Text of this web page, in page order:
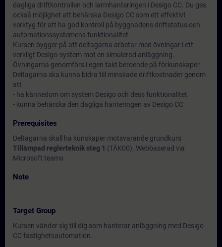
dagliga driftkontrollen och larmhanteringen i Desigo CC. Du ges
också möjlighet att behärska Desigo CC som ett effektivt
verktyg för att ha god kontroll på byggnadens driftstatus och
automationssystemens funktionalitet.
Kursen bygger på att deltagarna arbetar med övningar i ett
verkligt Desigo-system mot en simulerad anläggning.
Övningarna genomförs i egen takt beroende på förkunskaper.
Deltagarna ska kunna bidra till minskade driftkostnader genom
att
- ha kännedom om system Desigo och dess funktionalitet
- kunna behärska den dagliga hanteringen av Desigo CC
Prerequisites
Deltagarna skall ha kunskaper motsvarande grundkurs
Tillämpad reglerteknik steg 1 (TÄK00). Webbaserad via
Microsoft teams
Note
-
Target Group
Kursen vänder sig till dig som hanterar anläggning med Desigo
CC fastighetsautomation.